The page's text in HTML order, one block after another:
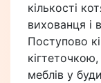
кількості
вихованця і
Поступово
меблів у